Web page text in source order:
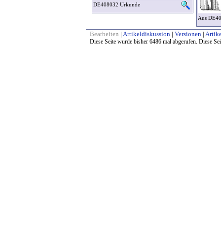
DE408032 Urkunde
Aus
Bearbeiten | Artikeldiskussion | Versionen |
Diese Seite wurde bisher 6486 mal abgerufen. Diese